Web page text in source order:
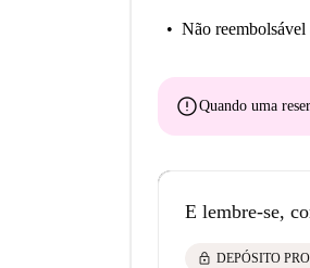
Não reembolsável
errorQuando uma
E lembre-se,
lock DEPÓSITO